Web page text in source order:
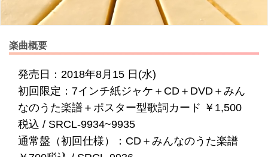
楽曲概要
発売日：2018年8月15 日(水)
初回限定：7インチ紙ジャケ＋CD＋DVD＋みん
なのうた楽譜＋ポスター型歌詞カード ￥1,500
税込 / SRCL-9934~9935
通常盤（初回仕様）：CD＋みんなのうた楽譜